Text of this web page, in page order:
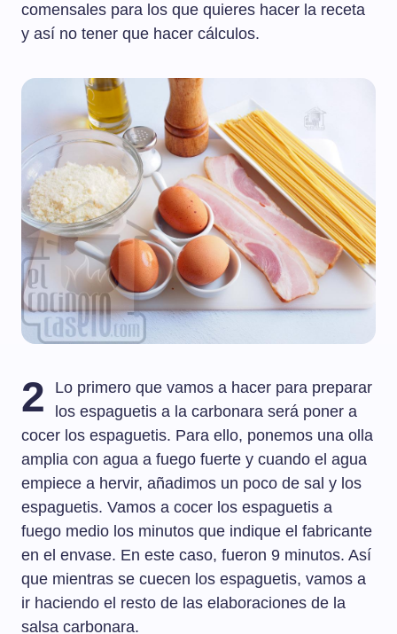
comensales para los que quieres hacer la receta
y así no tener que hacer cálculos.
2
Lo primero que vamos a hacer para preparar
los espaguetis a la carbonara será poner a
cocer los espaguetis. Para ello, ponemos una olla
amplia con agua a fuego fuerte y cuando el agua
empiece a hervir, añadimos un poco de sal y los
espaguetis. Vamos a cocer los espaguetis a
fuego medio los minutos que indique el fabricante
en el envase. En este caso, fueron 9 minutos. Así
que mientras se cuecen los espaguetis, vamos a
ir haciendo el resto de las elaboraciones de la
salsa carbonara.